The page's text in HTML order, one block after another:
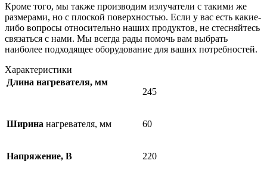
Кроме того, мы также производим излучатели с такими же
размерами, но с плоской поверхностью. Если у вас есть какие-
либо вопросы относительно наших продуктов, не стесняйтесь
связаться с нами. Мы всегда рады помочь вам выбрать
наиболее подходящее оборудование для ваших потребностей.
Характеристики
Длина нагревателя, мм
245
Ширина нагревателя, мм 60
Напряжение, В 220